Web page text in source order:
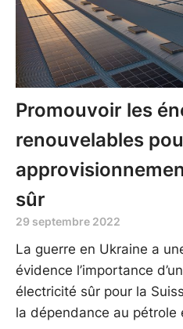
Promouvoir les
renouvelables
sûr
29 septembre 2022
La guerre en Ukraine a
évidence l’importance
électricité sûr pour la
la dépendance au pétrole